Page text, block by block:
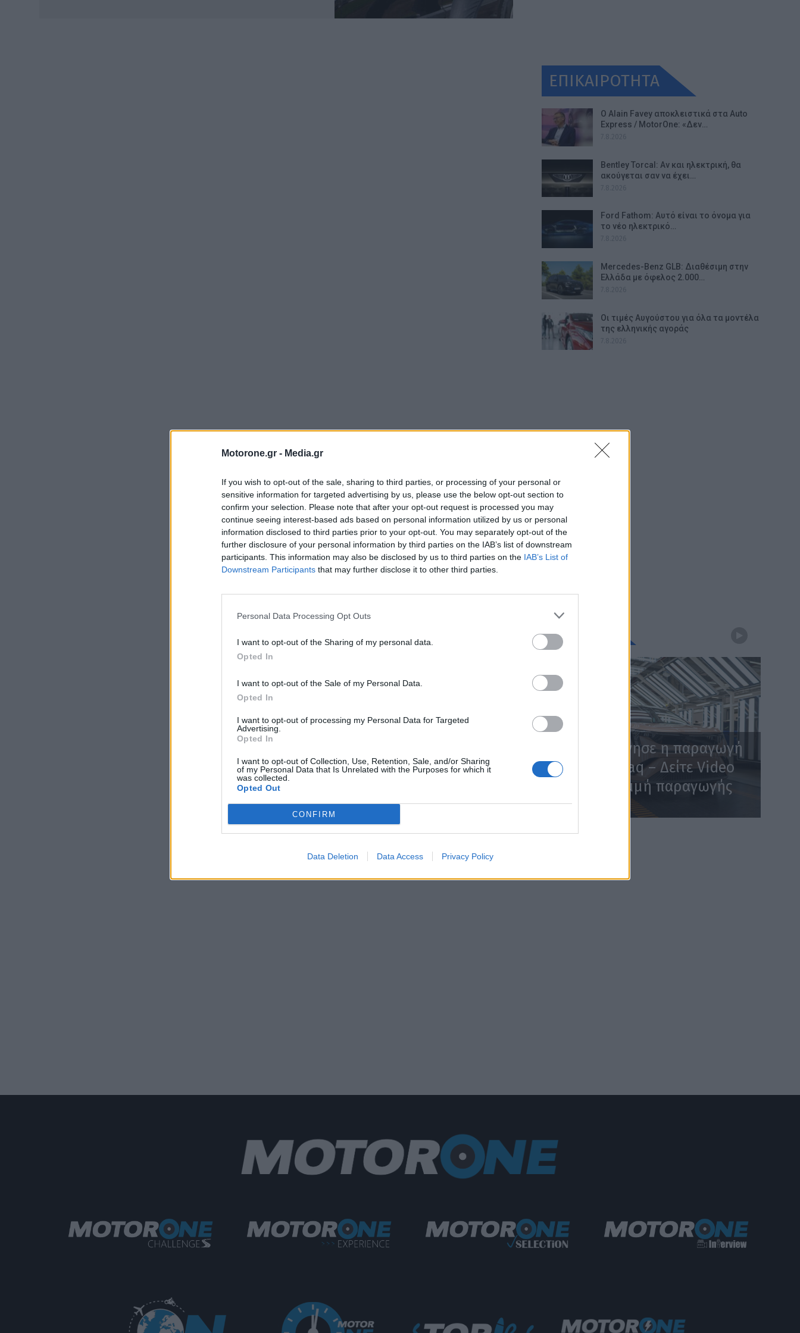
Motorone.gr - Media.gr
If you wish to opt-out of the sale, sharing to third parties, or processing of your personal or
sensitive information for targeted advertising by us, please use the below opt-out section to
confirm your selection. Please note that after your opt-out request is processed you may
continue seeing interest-based ads based on personal information utilized by us or personal
information disclosed to third parties prior to your opt-out. You may separately opt-out of the
further disclosure of your personal information by third parties on the IAB’s list of downstream
participants. This information may also be disclosed by us to third parties on the IAB’s List of
Downstream Participants that may further disclose it to other third parties.
Personal Data Processing Opt Outs
I want to opt-out of the Sharing of my personal data.
Opted In
I want to opt-out of the Sale of my Personal Data.
Opted In
I want to opt-out of processing my Personal Data for Targeted
Advertising.
Opted In
I want to opt-out of Collection, Use, Retention, Sale, and/or Sharing
of my Personal Data that Is Unrelated with the Purposes for which it
was collected.
Opted Out
CONFIRM
Data Deletion Data Access Privacy Policy
ΕΠΙΚΑΙΡΟΤΗΤΑ
Ο Alain Favey αποκλειστικά στα Auto
Express / MotorOne: «Δεν…
Bentley Torcal: Αν και ηλεκτρική, θα
ακούγεται σαν να έχει…
Ford Fathom: Αυτό είναι το όνομα για
το νέο ηλεκτρικό…
Mercedes-Benz GLB: Διαθέσιμη στην
Ελλάδα με όφελος 2.000…
Οι τιμές Αυγούστου για όλα τα μοντέλα
της ελληνικής αγοράς
WEBTV
Skoda: Ξεκίνησε η παραγωγή
του νέου Peaq – Δείτε Video
από τη γραμμή παραγωγής
WEB TV